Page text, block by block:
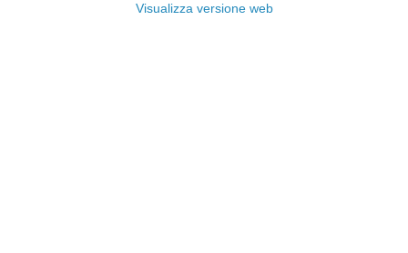
Visualizza versione web